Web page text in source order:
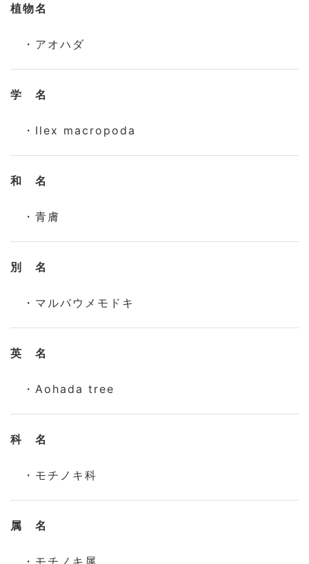
植物名
・アオハダ
学 名
・Ilex macropoda
和 名
・青膚
別 名
・マルバウメモドキ
英 名
・Aohada tree
科 名
・モチノキ科
属 名
・モチノキ属